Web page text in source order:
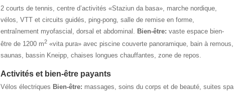
2 courts de tennis, centre d’activités «Staziun da basa», marche nordique,
vélos, VTT et circuits guidés, ping-pong, salle de remise en forme,
entraînement myofascial, dorsal et abdominal. Bien-être: vaste espace bien-
être de 1200 m2 «vita pura» avec piscine couverte panoramique, bain à remous,
saunas, bassin Kneipp, chaises longues chauffantes, zone de repos.
Activités et bien-être payants
Vélos électriques Bien-être: massages, soins du corps et de beauté, suites spa